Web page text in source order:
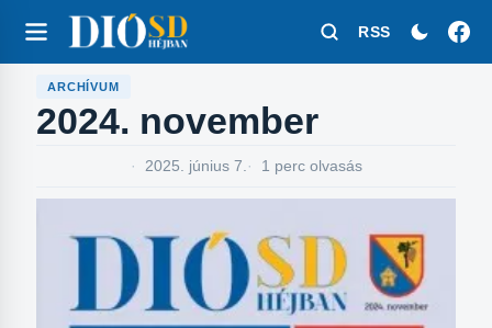
RSS
ARCHÍVUM
2024. november
2025. június 7. 1 perc olvasás